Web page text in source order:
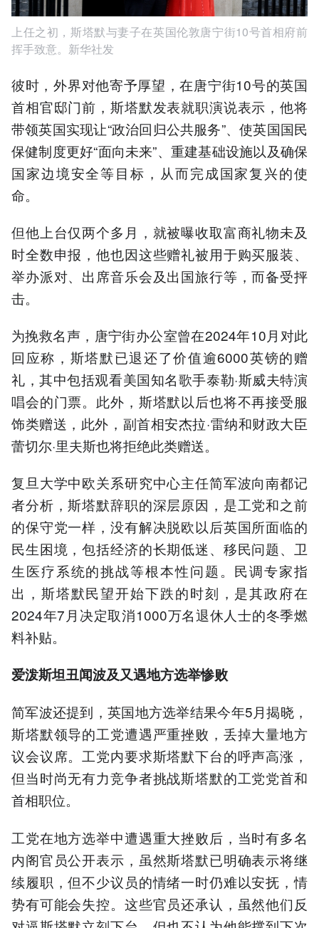
上任之初，斯塔默与妻子在英国伦敦唐宁街10号首相府前
挥手致意。新华社发
彼时，外界对他寄予厚望，在唐宁街10号的英国
首相官邸门前，斯塔默发表就职演说表示，他将
带领英国实现让“政治回归公共服务”、使英国国民
保健制度更好“面向未来”、重建基础设施以及确保
国家边境安全等目标，从而完成国家复兴的使
命。
但他上台仅两个多月，就被曝收取富商礼物未及
时全数申报，他也因这些赠礼被用于购买服装、
举办派对、出席音乐会及出国旅行等，而备受抨
击。
为挽救名声，唐宁街办公室曾在2024年10月对此
回应称，斯塔默已退还了价值逾6000英镑的赠
礼，其中包括观看美国知名歌手泰勒·斯威夫特演
唱会的门票。此外，斯塔默以后也将不再接受服
饰类赠送，此外，副首相安杰拉·雷纳和财政大臣
蕾切尔·里夫斯也将拒绝此类赠送。
复旦大学中欧关系研究中心主任简军波向南都记
者分析，斯塔默辞职的深层原因，是工党和之前
的保守党一样，没有解决脱欧以后英国所面临的
民生困境，包括经济的长期低迷、移民问题、卫
生医疗系统的挑战等根本性问题。民调专家指
出，斯塔默民望开始下跌的时刻，是其政府在
2024年7月决定取消1000万名退休人士的冬季燃
料补贴。
爱泼斯坦丑闻波及又遇地方选举惨败
简军波还提到，英国地方选举结果今年5月揭晓，
斯塔默领导的工党遭遇严重挫败，丢掉大量地方
议会议席。工党内要求斯塔默下台的呼声高涨，
但当时尚无有力竞争者挑战斯塔默的工党党首和
首相职位。
工党在地方选举中遭遇重大挫败后，当时有多名
内阁官员公开表示，虽然斯塔默已明确表示将继
续履职，但不少议员的情绪一时仍难以安抚，情
势有可能会失控。这些官员还承认，虽然他们反